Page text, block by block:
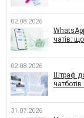
02.08.2026
чатів:
02.08.2026
Штраф
чатботів
31.07.2026